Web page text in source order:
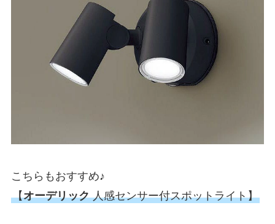
こちらもおすすめ♪
【オーデリック人感センサー付スポットライト】